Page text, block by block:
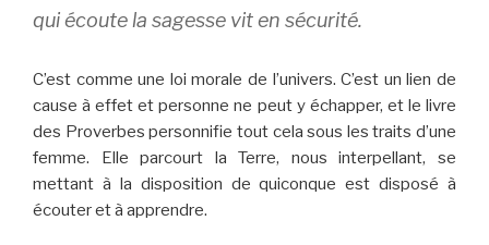
qui écoute la sagesse vit en sécurité.
C’est comme une loi morale de l’univers. C’est un lien de
cause à effet et personne ne peut y échapper, et le livre
des Proverbes personnifie tout cela sous les traits d’une
femme. Elle parcourt la Terre, nous interpellant, se
mettant à la disposition de quiconque est disposé à
écouter et à apprendre.